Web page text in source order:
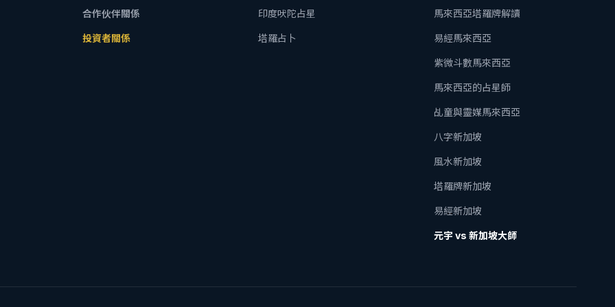
合作伙伴關係
投資者關係
印度吠陀占星
塔羅占卜
馬來西亞塔羅牌解讀
易經馬來西亞
紫微斗數馬來西亞
馬來西亞的占星師
乩童與靈媒馬來西亞
八字新加坡
風水新加坡
塔羅牌新加坡
易經新加坡
元宇 vs 新加坡大師